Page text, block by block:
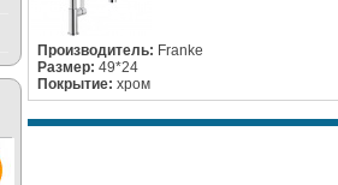
Производитель: Franke
Размер: 49*24
Покрытие: хром